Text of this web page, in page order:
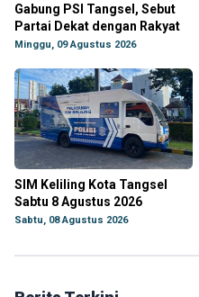
Gabung PSI Tangsel, Sebut
Partai Dekat dengan Rakyat
Minggu, 09 Agustus 2026
SIM Keliling Kota Tangsel
Sabtu 8 Agustus 2026
Sabtu, 08 Agustus 2026